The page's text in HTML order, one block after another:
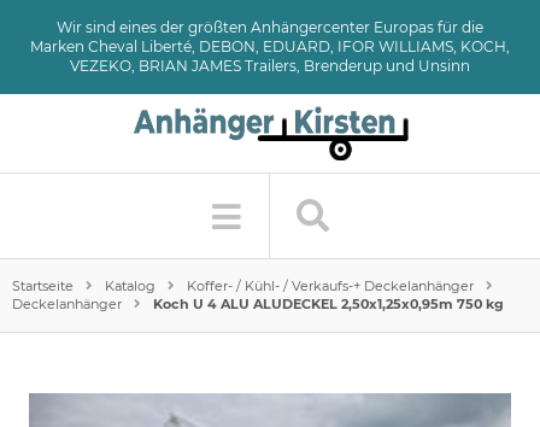
Wir sind eines der größten Anhängercenter Europas für die
Marken Cheval Liberté, DEBON, EDUARD, IFOR WILLIAMS, KOCH,
VEZEKO, BRIAN JAMES Trailers, Brenderup und Unsinn
Startseite Katalog
Koffer- / Kühl- / Verkaufs-+ Deckelanhänger
Deckelanhänger
Koch U 4 ALU ALUDECKEL 2,50x1,25x0,95m 750 kg